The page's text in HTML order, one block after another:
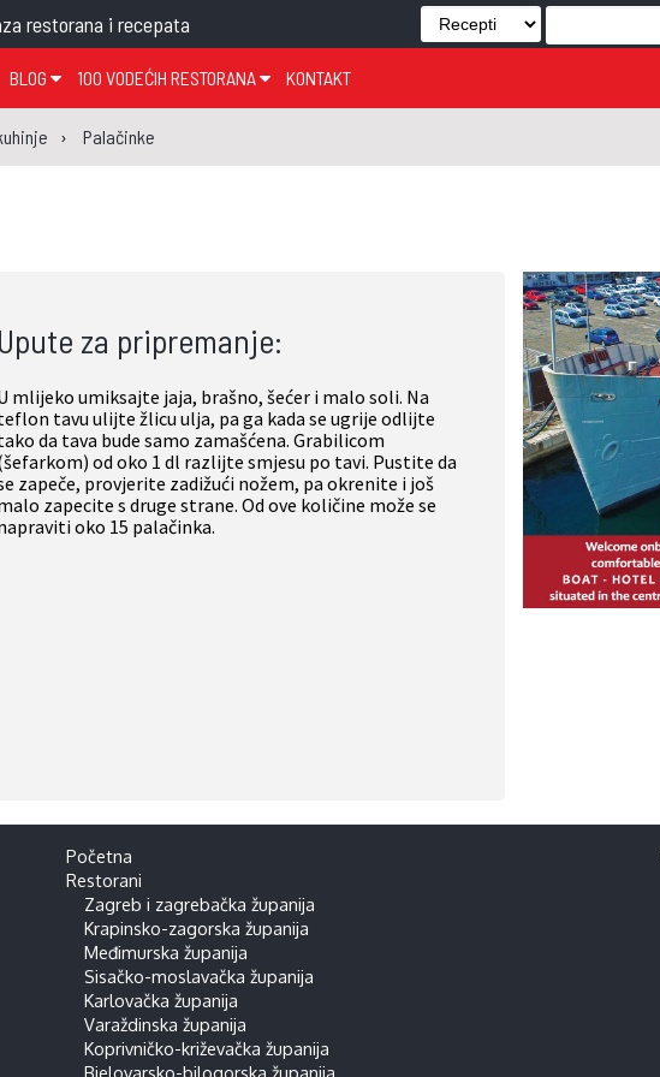
restorana i recepata
KRAPINSKO-ZAGORSKA ŽUPANIJA
SISAČKO-MOSLAVAČKA ŽUPANIJA
POŽEŠKO-SLAVONSKA ŽUPANIJA
ŠIBENSKO-KNINSKA ŽUPANIJA
SPLITSKO-DALMATINSKA ŽUPANIJA
DUBROVAČKO-NERETVANSKA ŽUPANIJA
BLOG
TEMA TJEDNA
KLUB
GASTRO REGIJE
100 VODEĆIH RESTORANA
GLASANJE
KONTAKT
Palačinke
Upute za pripremanje:
mlijeko umiksajte jaja, brašno, šećer i malo soli. Na
tavu ulijte žlicu ulja, pa ga kada se ugrije odlijte
da tava bude samo zamašćena. Grabilicom
od oko 1 dl razlijte smjesu po tavi. Pustite da
zapeče, provjerite zadižući nožem, pa okrenite i još
zapecite s druge strane. Od ove količine može se
oko 15 palačinka.
Početna
Restorani
Zagreb i zagrebačka županija
Krapinsko-zagorska županija
Međimurska županija
Sisačko-moslavačka županija
Karlovačka županija
Varaždinska županija
Koprivničko-križevačka županija
Bjelovarsko-bilogorska županija